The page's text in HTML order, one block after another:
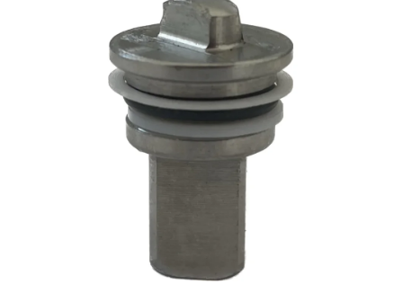
DOMÁCNOST A ZAHRADA
CHEMIE - BEZKONTAKTNÍ MYČKY
HODNOCENÍ OBCHODU
Podmínky ochrany osobních údajů
Samoobslužné platební terminály